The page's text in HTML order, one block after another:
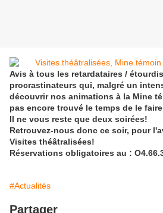
Avis à tous les retardataires /
procrastinateurs qui, malgré un
découvrir nos animations à la Mine
pas encore trouvé le temps de le
Il ne vous reste que deux soirées!
Retrouvez-nous donc ce soir, pour
Visites théâtralisées!
Réservations obligatoires au :
#Actualités
Partager